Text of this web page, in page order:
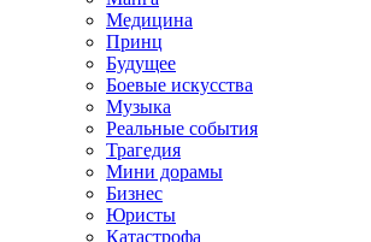
Медицина
Принц
Будущее
Боевые искусства
Музыка
Реальные события
Трагедия
Мини дорамы
Бизнес
Юристы
Катастрофа